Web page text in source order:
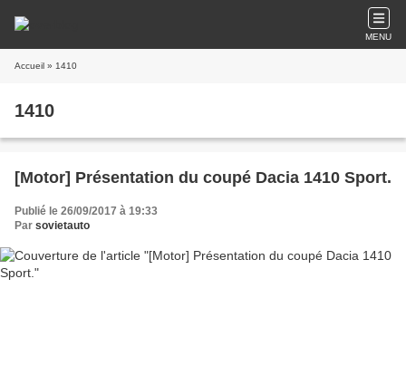
MENU
Accueil » 1410
1410
[Motor] Présentation du coupé Dacia 1410 Sport.
Publié le 26/09/2017 à 19:33
Par sovietauto